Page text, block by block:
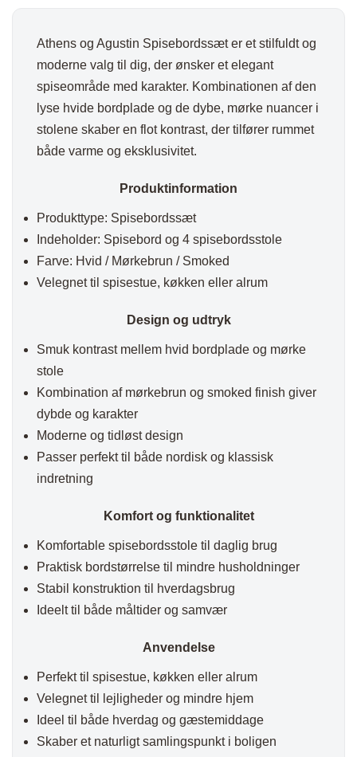
antalAthens og Agustin Spisebordssæt er et stilfuldt og
moderne valg til dig, der ønsker et elegant
spiseområde med karakter. Kombinationen af den
lyse hvide bordplade og de dybe, mørke nuancer i
stolene skaber en flot kontrast, der tilfører rummet
både varme og eksklusivitet.
Produktinformation
Produkttype: Spisebordssæt
Indeholder: Spisebord og 4 spisebordsstole
Farve: Hvid / Mørkebrun / Smoked
Velegnet til spisestue, køkken eller alrum
Design og udtryk
Smuk kontrast mellem hvid bordplade og mørke
stole
Kombination af mørkebrun og smoked finish giver
dybde og karakter
Moderne og tidløst design
Passer perfekt til både nordisk og klassisk
indretning
Komfort og funktionalitet
Komfortable spisebordsstole til daglig brug
Praktisk bordstørrelse til mindre husholdninger
Stabil konstruktion til hverdagsbrug
Ideelt til både måltider og samvær
Anvendelse
Perfekt til spisestue, køkken eller alrum
Velegnet til lejligheder og mindre hjem
Ideel til både hverdag og gæstemiddage
Skaber et naturligt samlingspunkt i boligen